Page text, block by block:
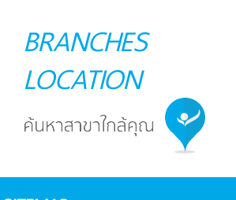
BRANCHES
LOCATION